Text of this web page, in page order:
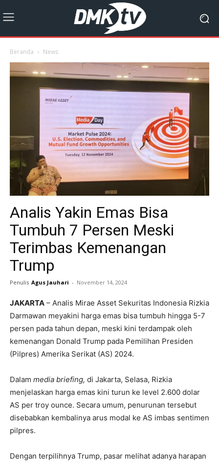
Beranda News
Analis Yakin Emas Bisa
Tumbuh 7 Persen Meski
Terimbas Kemenangan
Trump
Penulis Agus Jauhari - November 14, 2024
JAKARTA – Analis Mirae Asset Sekuritas Indonesia Rizkia
Darmawan meyakini harga emas bisa tumbuh hingga 5-7
persen pada tahun depan, meski kini terdampak oleh
kemenangan Donald Trump pada Pemilihan Presiden
(Pilpres) Amerika Serikat (AS) 2024.
Dalam media briefing, di Jakarta, Selasa, Rizkia
menjelaskan harga emas kini turun ke level 2.600 dolar
AS per troy ounce. Secara umum, penurunan tersebut
disebabkan kembalinya arus modal ke AS imbas sentimen
pilpres.
Dengan terpilihnya Trump, pasar melihat adanya harapan